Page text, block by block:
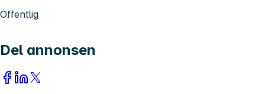
Offentlig
Del annonsen